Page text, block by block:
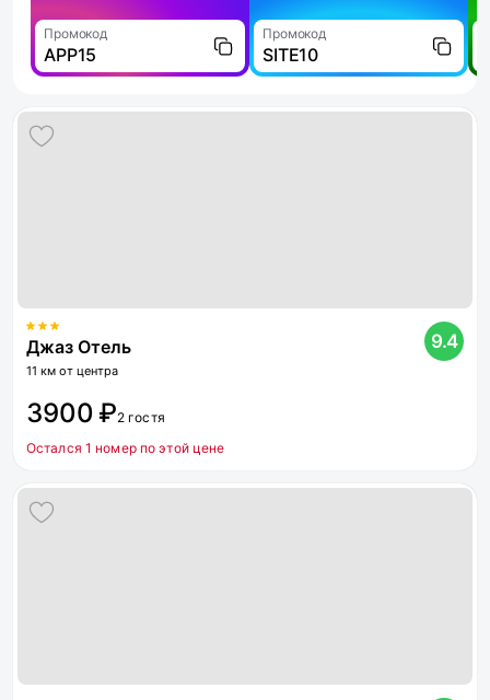
Промокод
APP15
Промокод
SITE10
Джаз Отель
11 км от центра
9.4
3900 ₽2 гостя
Остался 1 номер по этой цене